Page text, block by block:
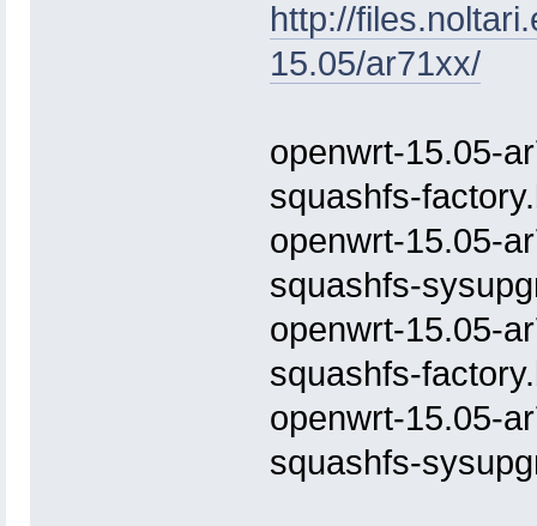
http://
15.05/ar71xx/
openwrt-15.05-
squashfs-
openwrt-15.05-
squashfs-
openwrt-15.05-
squashfs-
openwrt-15.05-
squashfs-